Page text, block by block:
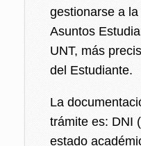
gestionarse a
Asuntos
UNT, más
del Estudiante.
La
trámite es: DNI
estado